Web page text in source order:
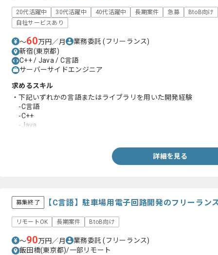
20代活躍中 30代活躍中 40代活躍中 長期案件 急募
BtoB向け
自社サービスあり
〜60万円／月 業務委託(フリーランス)
新宿(東京都)
C++ / Java / C言語
サーバーサイドエンジニア
求めるスキル
・下記いずれかの言語またはライブラリを用いた開発経験
-C言語
-C++
-Java
・PostgreSQLを用いたクエリ作成経験
・公共インフラ系システムの業務知識
詳細を見る
募集終了 【C言語】駐車場用電子回路開発のフリーラン
リモートOK 長期案件 BtoB向け
〜90万円／月 業務委託(フリーランス)
飯田橋(東京都)/一部リモート